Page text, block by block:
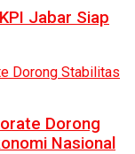
Jabar Siap
Dorong
Nasional